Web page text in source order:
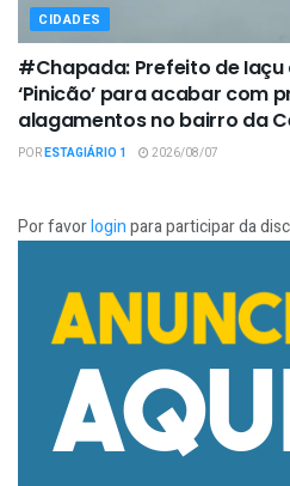
CIDADES
#Chapada: Prefeito de
‘Pinicão’ para acabar com
alagamentos no bairro da
PORESTAGIÁRIO 1 2026/08/07
Por favorloginpara participar da